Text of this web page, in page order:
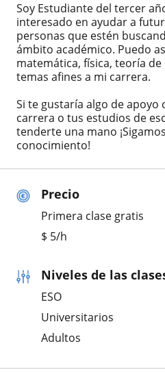
Precio
Primera clase gratis
$ 5/h
Niveles de las
ESO
Universitarios
Adultos
Soy Estudiante del tercer
interesado en ayudar a
personas que estén
ámbito académico. Puedo
matemática, física, teoría
temas afines a mi carrera.
Si te gustaría algo de apoyo
carrera o tus estudios de
tenderte una mano
conocimiento!